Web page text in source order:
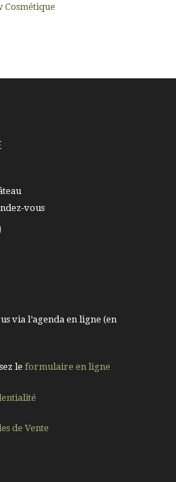
Cosmétique
vous
via l’agenda en ligne (en
le formulaire en ligne
de Vente